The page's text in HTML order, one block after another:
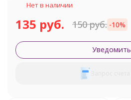
Нет в наличии
135 руб. 150 руб. -10%
Уведомить